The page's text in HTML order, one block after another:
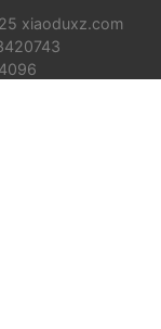
xiaoduxz.com